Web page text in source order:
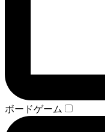
ボードゲーム